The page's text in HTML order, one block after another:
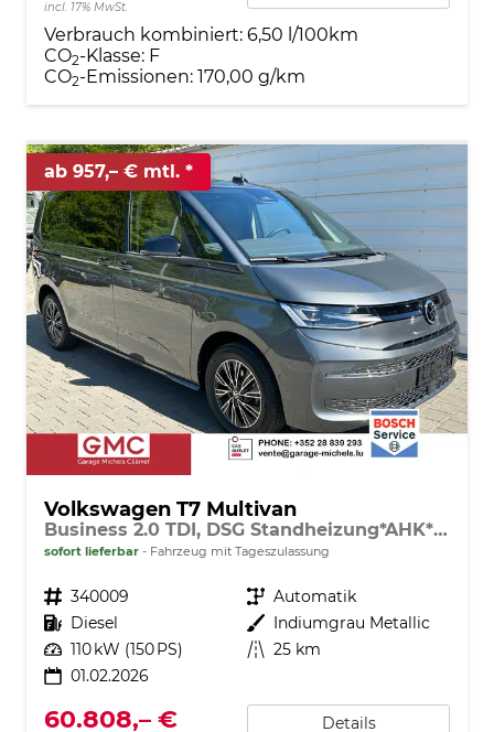
incl. 17% MwSt.
Verbrauch kombiniert: 6,50 l/100km
CO2-Klasse: F
CO2-Emissionen: 170,00 g/km
ab 957,– € mtl.
Volkswagen T7 Multivan
Business 2.0 TDI, DSG Standheizung*AHK*7 Sitz*NAVI*Android Auto*SHZ*Matrix*17"*Kamera*3Z Klimaauto*
sofort lieferbar Fahrzeug mit Tageszulassung
Fahrzeugnr. 340009 Getriebe Automatik
Kraftstoff Diesel Außenfarbe Indiumgrau Metallic
Leistung 110 kW (150 PS) Kilometerstand 25 km
01.02.2026
60.808,– € Details